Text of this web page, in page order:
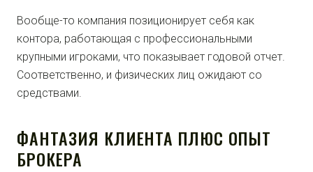
Вообще-то компания позиционирует себя как
контора, работающая с профессиональными
крупными игроками, что показывает годовой отчет.
Соответственно, и физических лиц ожидают со
средствами.
ФАНТАЗИЯ КЛИЕНТА ПЛЮС ОПЫТ
БРОКЕРА